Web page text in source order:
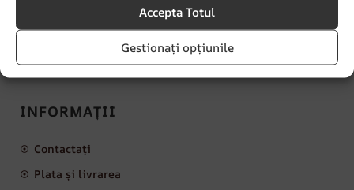
Accepta Totul
Gestionați opțiunile
contact@lamural.ro
Luni - Vineri: 8:00 am - 4:00 pm
INFORMAȚII
Contactați
Plata și livrarea